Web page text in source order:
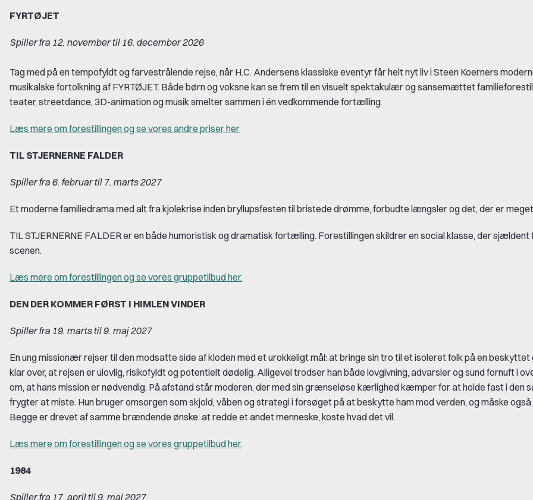
FYRTØJET
Spiller fra 12. november til 16. december 2026
Tag med på en tempofyldt og farvestrålende rejse, når H.C. Andersens klassiske eventyr får helt nyt liv i Steen Koerners
musikalske fortolkning af FYRTØJET. Både børn og voksne kan se frem til en visuelt spektakulær og sansemættet
teater, streetdance, 3D-animation og musik smelter sammen i én vedkommende fortælling.
Læs mere om forestillingen og se vores andre priser her
TIL STJERNERNE FALDER
Spiller fra 6. februar til 7. marts 2027
Et moderne familiedrama med alt fra kjolekrise inden bryllupsfesten til bristede drømme, forbudte længsler og det, der er
TIL STJERNERNE FALDER er en både humoristisk og dramatisk fortælling. Forestillingen skildrer en social klasse, der sjældent
scenen.
Læs mere om forestillingen og se vores gruppetilbud her.
DEN DER KOMMER FØRST I HIMLEN VINDER
Spiller fra 19. marts til 9. maj 2027
En ung missionær rejser til den modsatte side af kloden med et urokkeligt mål: at bringe sin tro til et isoleret folk på en beskyttet
klar over, at rejsen er ulovlig, risikofyldt og potentielt dødelig. Alligevel trodser han både lovgivning, advarsler og sund fornuft i
om, at hans mission er nødvendig. På afstand står moderen, der med sin grænseløse kærlighed kæmper for at holde fast i den
frygter at miste. Hun bruger omsorgen som skjold, våben og strategi i forsøget på at beskytte ham mod verden, og måske også
Begge er drevet af samme brændende ønske: at redde et andet menneske, koste hvad det vil.
Læs mere om forestillingen og se vores gruppetilbud her.
1984
Spiller fra 17. april til 9. maj 2027